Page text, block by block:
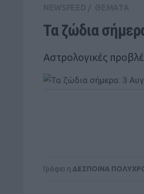
Τα ζώδια
Αστρολογικές
Γράφει η ΔΕΣΠΟΙΝΑ